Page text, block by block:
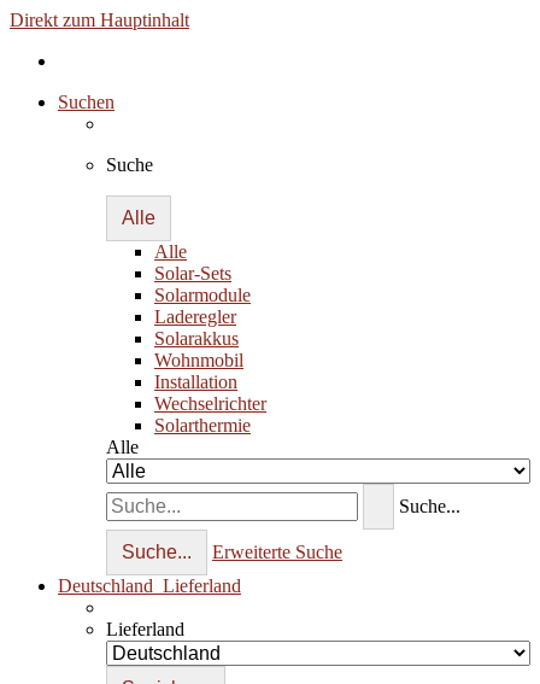
Direkt zum Hauptinhalt
Suchen
Suche
Alle
Alle
Solar-Sets
Solarmodule
Laderegler
Solarakkus
Wohnmobil
Installation
Wechselrichter
Solarthermie
Alle
Suche...
Suche...
Erweiterte Suche
Deutschland Lieferland
Lieferland